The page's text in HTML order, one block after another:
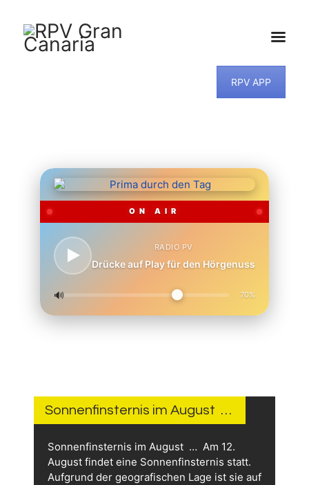
RPV APP
ON AIR
RADIO PV
Drücke auf Play für den Hörgenuss
🔊 70%
MUSIKWUNSCH
Sonnenfinsternis im August …
Sonnenfinsternis im August … Am 12.
August findet eine Sonnenfinsternis statt.
Aufgrund der geografischen Lage ist sie auf